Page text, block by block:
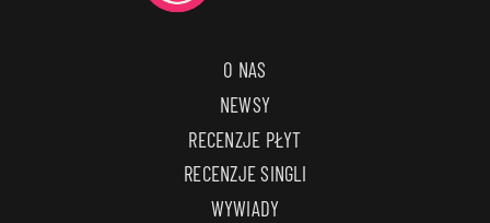
O NAS
NEWSY
RECENZJE PŁYT
RECENZJE SINGLI
WYWIADY